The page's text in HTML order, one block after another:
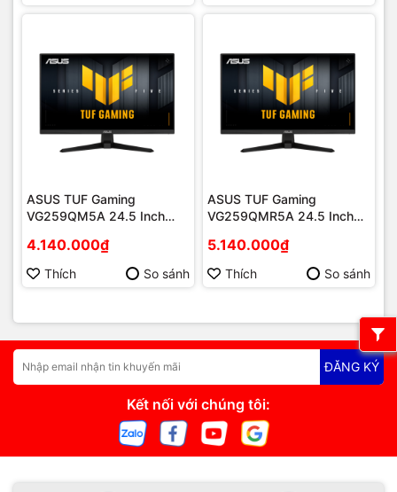
ASUS TUF Gaming
VG259QM5A 24.5 Inch
4.140.000₫
Thích So sánh
ASUS TUF Gaming
VG259QMR5A 24.5 Inch
5.140.000₫
Thích So sánh
ĐĂNG KÝ
Kết nối với chúng tôi: